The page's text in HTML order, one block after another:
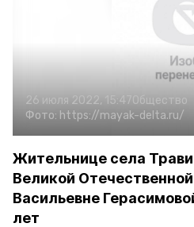
26 июля 2022, 15:47Общество
Фото: https://mayak-delta.ru/
Жительнице села
Великой
Васильевне
лет